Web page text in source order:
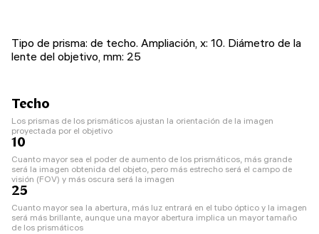
Tipo de prisma: de techo. Ampliación, x: 10. Diámetro de la
lente del objetivo, mm: 25
Techo
Los prismas de los prismáticos ajustan la orientación de la imagen
proyectada por el objetivo
10
Cuanto mayor sea el poder de aumento de los prismáticos, más grande
será la imagen obtenida del objeto, pero más estrecho será el campo de
visión (FOV) y más oscura será la imagen
25
Cuanto mayor sea la abertura, más luz entrará en el tubo óptico y la imagen
será más brillante, aunque una mayor abertura implica un mayor tamaño
de los prismáticos